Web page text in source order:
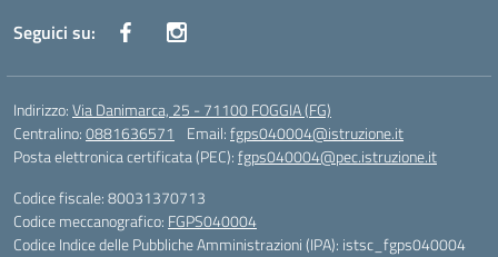
Seguici su:
Indirizzo:Via Danimarca, 25 - 71100 FOGGIA (FG)
Centralino:0881636571 Email:fgps040004@istruzione.it
Posta elettronica certificata (PEC):fgps040004@pec.istruzione.it
Codice fiscale: 80031370713
Codice meccanografico: FGPS040004
Codice Indice delle Pubbliche Amministrazioni (IPA): istsc_fgps040004